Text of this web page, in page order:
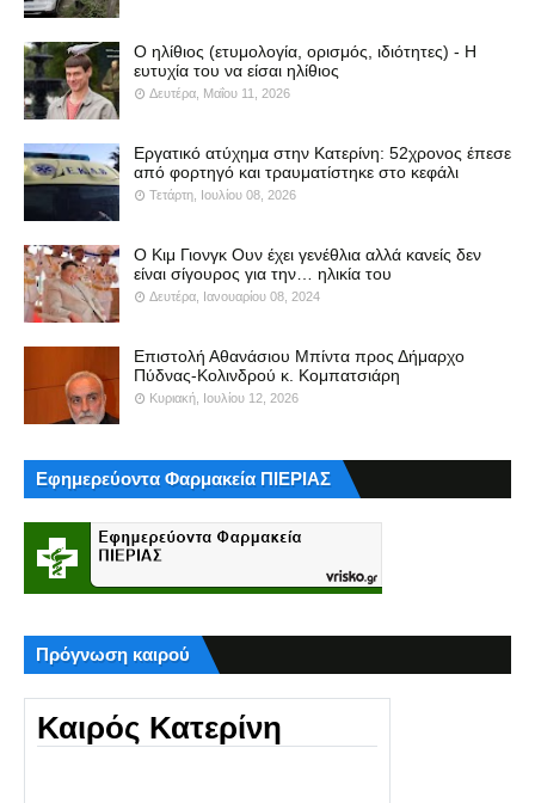
Ο ηλίθιος (ετυμολογία, ορισμός, ιδιότητες) - Η
ευτυχία του να είσαι ηλίθιος
Δευτέρα, Μαΐου 11, 2026
Εργατικό ατύχημα στην Κατερίνη: 52χρονος έπεσε
από φορτηγό και τραυματίστηκε στο κεφάλι
Τετάρτη, Ιουλίου 08, 2026
Ο Κιμ Γιονγκ Ουν έχει γενέθλια αλλά κανείς δεν
είναι σίγουρος για την… ηλικία του
Δευτέρα, Ιανουαρίου 08, 2024
Επιστολή Αθανάσιου Μπίντα προς Δήμαρχο
Πύδνας-Κολινδρού κ. Κομπατσιάρη
Κυριακή, Ιουλίου 12, 2026
Εφημερεύοντα Φαρμακεία ΠΙΕΡΙΑΣ
Πρόγνωση καιρού
Καιρός Κατερίνη